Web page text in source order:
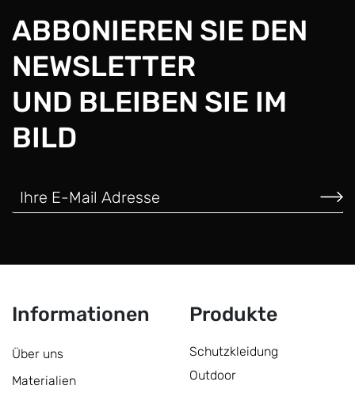
ABBONIEREN SIE DEN
NEWSLETTER
UND BLEIBEN SIE IM
BILD
Informationen
Über uns
Materialien
Produkte
Schutzkleidung
Outdoor